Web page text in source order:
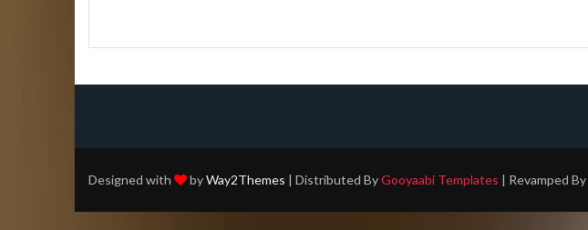
Designed with byWay2Themes | Distributed ByGooyaabi Templates | Revamped By